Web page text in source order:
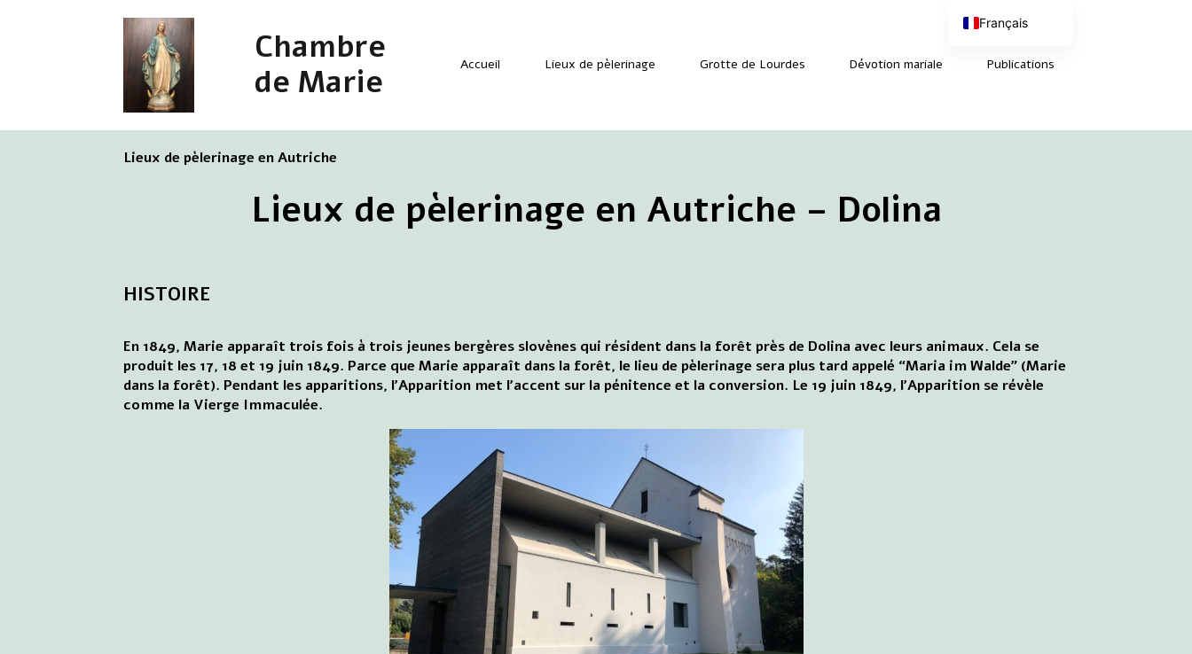
Chambre
de Marie
Accueil Lieux de pèlerinage Grotte de Lourdes Dévotion mariale Publications
Lieux de pèlerinage en Autriche
Lieux de pèlerinage en Autriche – Dolina
HISTOIRE
En 1849, Marie apparaît trois fois à trois jeunes bergères slovènes qui résident dans la forêt près de Dolina avec leurs animaux. Cela se
produit les 17, 18 et 19 juin 1849. Parce que Marie apparaît dans la forêt, le lieu de pèlerinage sera plus tard appelé “Maria im Walde” (Marie
dans la forêt). Pendant les apparitions, l'Apparition met l'accent sur la pénitence et la conversion. Le 19 juin 1849, l'Apparition se révèle
comme la Vierge Immaculée.
Français
English (UK)